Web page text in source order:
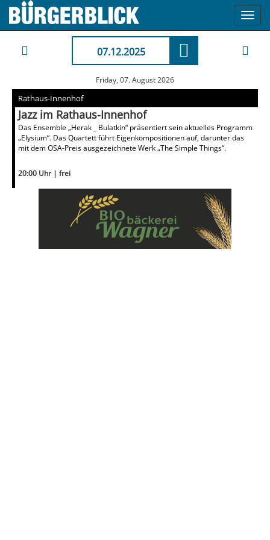
07.12.2025
Friday, 07. August 2026
Rathaus-Innenhof
Jazz im Rathaus-Innenhof
Das Ensemble „Herak _ Bulatkin“ präsentiert sein aktuelles Programm
„Elysium“. Das Quartett führt Eigenkompositionen auf, darunter das
mit dem OSA-Preis ausgezeichnete Werk „The Simple Things“.
20:00 Uhr | frei